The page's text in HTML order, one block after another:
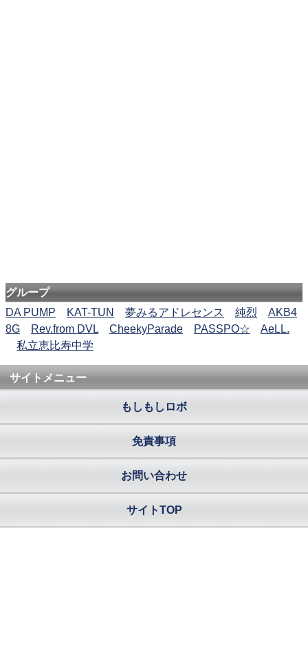
グループ
DA PUMP
KAT-TUN 夢みるアドレセンス 純烈
AKB4
8G
Rev.from DVL CheekyParade PASSPO☆
AeLL.
私立恵比寿中学
サイトメニュー
もしもしロボ
免責事項
お問い合わせ
サイトTOP